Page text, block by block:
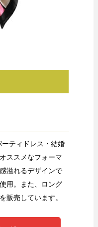
ティドレス・結婚
ススメなフォーマ
溢れるデザインで
用。また、ロング
販売しています。